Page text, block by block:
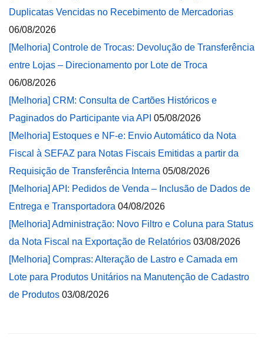
Duplicatas Vencidas no Recebimento de Mercadorias
06/08/2026
[Melhoria] Controle de Trocas: Devolução de Transferência
entre Lojas – Direcionamento por Lote de Troca
06/08/2026
[Melhoria] CRM: Consulta de Cartões Históricos e
Paginados do Participante via API 05/08/2026
[Melhoria] Estoques e NF-e: Envio Automático da Nota
Fiscal à SEFAZ para Notas Fiscais Emitidas a partir da
Requisição de Transferência Interna 05/08/2026
[Melhoria] API: Pedidos de Venda – Inclusão de Dados de
Entrega e Transportadora 04/08/2026
[Melhoria] Administração: Novo Filtro e Coluna para Status
da Nota Fiscal na Exportação de Relatórios 03/08/2026
[Melhoria] Compras: Alteração de Lastro e Camada em
Lote para Produtos Unitários na Manutenção de Cadastro
de Produtos 03/08/2026